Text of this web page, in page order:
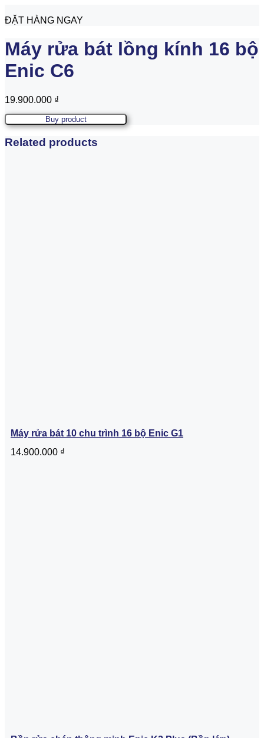
ĐẶT HÀNG NGAY
Máy rửa bát lồng kính 16 bộ
Enic C6
19.900.000 ₫
Buy product
Related products
Máy rửa bát 10 chu trình 16 bộ Enic G1
14.900.000 ₫